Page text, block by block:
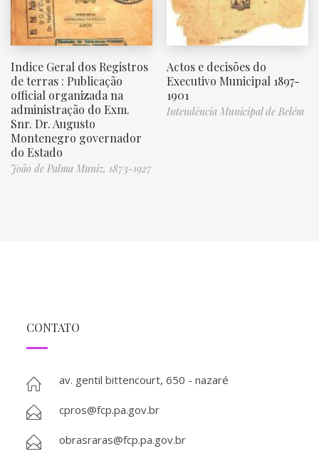
Indice Geral dos Registros
de terras : Publicação
official organizada na
administração do Exm.
Snr. Dr. Augusto
Montenegro governador
do Estado
João de Palma Muniz, 1873-1927
Actos e decisões do
Executivo Municipal 1897-
1901
Intendência Municipal de Belém
CONTATO
av. gentil bittencourt, 650 - nazaré
cpros@fcp.pa.gov.br
obrasraras@fcp.pa.gov.br